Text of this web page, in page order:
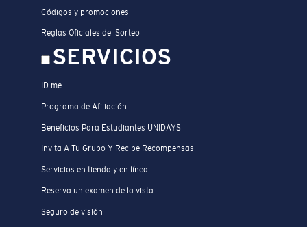
Códigos y promociones
Reglas Oficiales del Sorteo
SERVICIOS
ID.me
Programa de Afiliación
Beneficios Para Estudiantes UNIDAYS
Invita A Tu Grupo Y Recibe Recompensas
Servicios en tienda y en línea
Reserva un examen de la vista
Seguro de visión